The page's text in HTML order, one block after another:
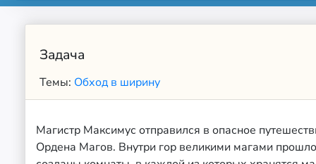
Задача
Темы: Обход в ширину
Магистр Максимус отправился в опасное
Ордена Магов. Внутри гор великими магами